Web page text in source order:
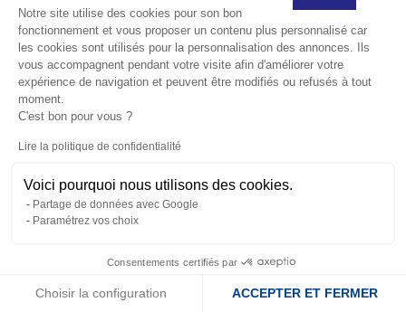
et plus, la taxe est réduite de 50%.
Champ Y.2 : taxe pour le développement de la
formation professionnelle dédiée au secteur des
transports. Applicable uniquement aux véhicules
utilitaires, son calcul se base sur le poids total à
charge ou PTAC.
Champ Y.3 : montant du malus écologique (taxe CO²)
de moins de 10 ans, dont le taux d'émission de C02
est supérieur ou égal à 108 g/km en 2026.
Champ Y.4 : Frais de gestion, taxe fixe de 11 €.
correspond aux frais d'envoi à domicile de 2.76 €.
Notre site utilise des cookies pour son bon
fonctionnement et vous proposer un contenu plus personnalisé car
les cookies sont utilisés pour la personnalisation des annonces. Ils
vous accompagnent pendant votre visite afin d'améliorer votre
expérience de navigation et peuvent être modifiés ou refusés à tout
moment.
C'est bon pour vous ?
Lire la politique de confidentialité
Voici pourquoi nous utilisons des cookies.
Partage de données avec Google
Paramétrez vos choix
Consentements certifiés par
Choisir la configuration ACCEPTER ET FERMER